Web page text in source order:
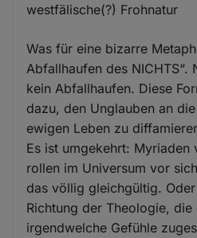
westfälische(?) Frohnatur
Was für eine bizarre
Abfallhaufen des NICHTS“.
kein Abfallhaufen. Diese
dazu, den Unglauben an
ewigen Leben zu
Es ist umgekehrt: Myriaden
rollen im Universum vor
das völlig gleichgültig.
Richtung der Theologie, die
irgendwelche Gefühle